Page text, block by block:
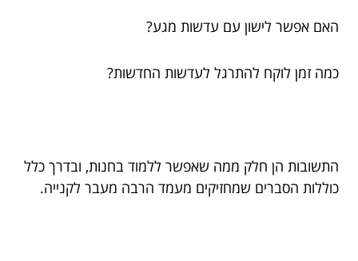
האם אפשר לישון עם עדשות מגע?
כמה זמן לוקח להתרגל לעדשות החדשות?
התשובות הן חלק ממה שאפשר ללמוד בחנות, ובדרך כלל
כוללות הסברים שמחזיקים מעמד הרבה מעבר לקנייה.